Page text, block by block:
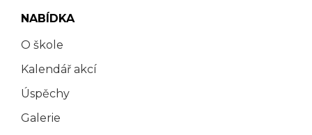
NABÍDKA
O škole
Kalendář akcí
Úspěchy
Galerie